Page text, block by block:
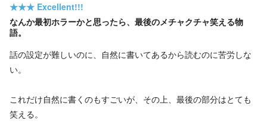
★★★ Excellent!!!
なんか最初ホラーかと思ったら、最後のメチャクチャ笑える物
語。
話の設定が難しいのに、自然に書いてあるから読むのに苦労しな
い。
これだけ自然に書くのもすごいが、その上、最後の部分はとても
笑える。